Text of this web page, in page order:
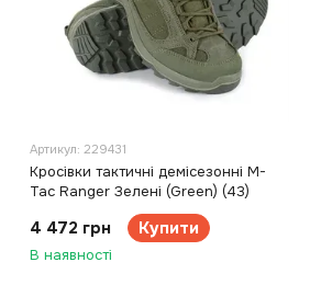
Артикул: 229431
Кросівки тактичні демісезонні M-
Tac Ranger Зелені (Green) (43)
4 472 грн Купити
В наявності